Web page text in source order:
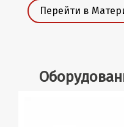
Перейти в